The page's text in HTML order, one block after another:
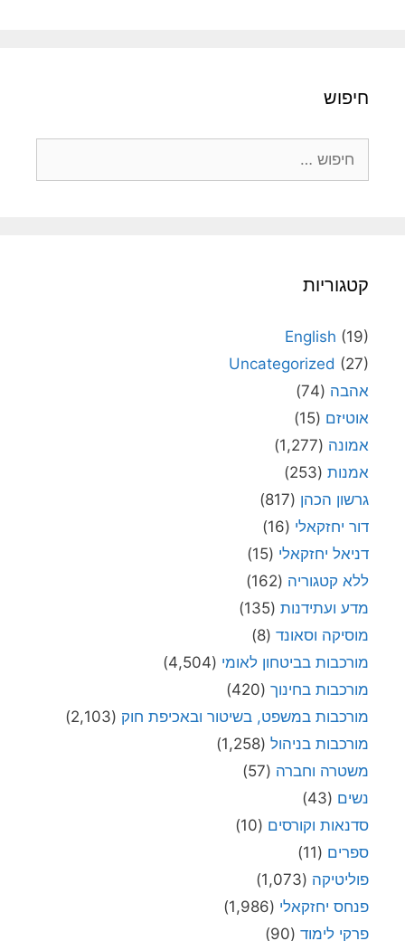
חיפוש
קטגוריות
English (19)
Uncategorized (27)
אהבה (74)
אוטיזם (15)
אמונה (1,277)
אמנות (253)
גרשון הכהן (817)
דור יחזקאלי (16)
דניאל יחזקאלי (15)
ללא קטגוריה (162)
מדע ועתידנות (135)
מוסיקה וסאונד (8)
מורכבות בביטחון לאומי (4,504)
מורכבות בחינוך (420)
מורכבות במשפט, בשיטור ובאכיפת חוק (2,103)
מורכבות בניהול (1,258)
משטרה וחברה (57)
נשים (43)
סדנאות וקורסים (10)
ספרים (11)
פוליטיקה (1,073)
פנחס יחזקאלי (1,986)
פרקי לימוד (90)